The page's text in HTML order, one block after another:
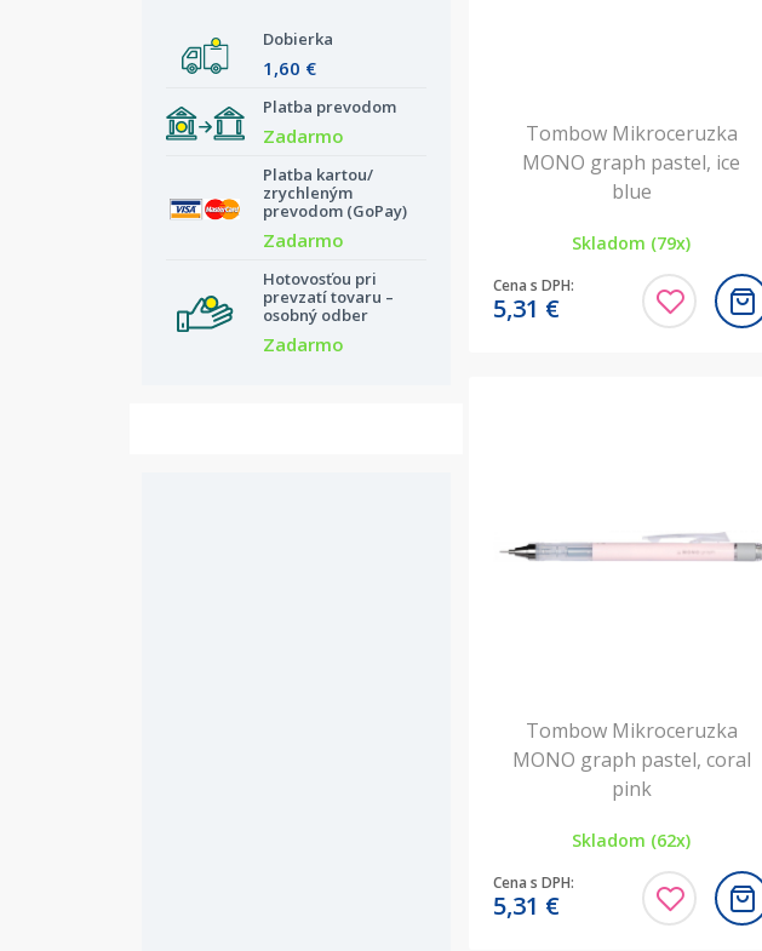
Tombow Mikroceruzka
MONO graph pastel, ice
blue
Skladom (79x)
Cena s DPH:
5,31 €
Tombow Mikroceruzka
MONO graph pastel, coral
pink
Skladom (62x)
Cena s DPH:
5,31 €
Dobierka
1,60 €
Platba prevodom
Zadarmo
Platba kartou/
zrychleným
prevodom (GoPay)
Zadarmo
Hotovosťou pri
prevzatí tovaru –
osobný odber
Zadarmo